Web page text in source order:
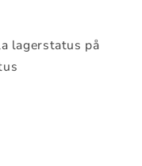
lagerstatus på